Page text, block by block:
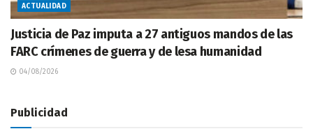
ACTUALIDAD
Justicia de Paz imputa a 27 antiguos mandos de las
FARC crímenes de guerra y de lesa humanidad
04/08/2026
Publicidad